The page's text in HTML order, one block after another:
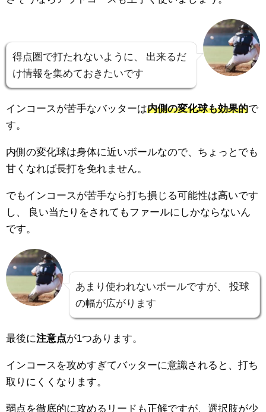
得点圏で打たれないように、
出来るだ
け情報を集めておきたいです
インコースが苦手なバッターは内側の変化球も効果的で
す。
内側の変化球は身体に近いボールなので、ちょっとでも
甘くなれば長打を免れません。
でもインコースが苦手なら打ち損じる可能性は高いです
し、
良い当たりをされてもファールにしかならないん
です。
あまり使われないボールですが、
投球
の幅が広がります
最後に注意点が1つあります。
インコースを攻めすぎてバッターに意識されると、打ち
取りにくくなります。
弱点を徹底的に攻めるリードも正解ですが、選択肢が少